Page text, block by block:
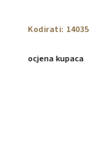
Kodirati: 14035
ocjena kupaca